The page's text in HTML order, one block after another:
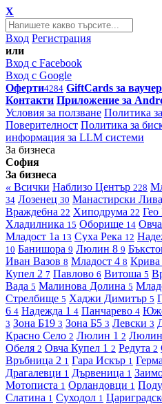
X
Вход Регистрация
или
Вход с Facebook
Вход с Google
Оферти4284 GiftCards за
Контакти Приложение за
Условия за ползване Политика
Поверителност Политика за
информация за LLM системи
За бизнеса
София
За бизнеса
« Всички Наблизо Център 228
34 Лозенец 30 Манастирски
Враждебна 22 Хиподрума 22
Хладилника 15 Оборище 14
Младост 1а 13 Суха Река 12
10 Банишора 9 Люлин 8 9
Иван Вазов 8 Младост 4 8 Крива
Купел 2 7 Павлово 6 Витоша 5
Вада 5 Малинова Долина 5
Стрелбище 5 Хаджи Димитър 5
6 4 Надежда 1 4 Панчарево 4
3 Зона Б19 3 Зона Б5 3 Левски 3
Красно Село 2 Люлин 1 2
Обеля 2 Овча Купел 1 2 Редута 2
Връбница 2 1 Гара Искър 1
Драгалевци 1 Дървеница 1
Мотописта 1 Орландовци 1
Слатина 1 Суходол 1